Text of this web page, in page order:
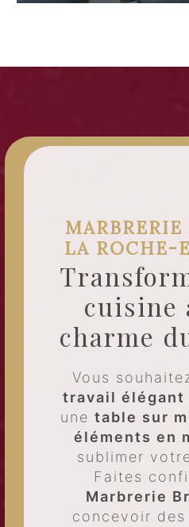
LA ROCHE-
cuisine
charme
Vous
travail
une table sur
éléments en
sublimer
Faites
Marbrerie
concevoir